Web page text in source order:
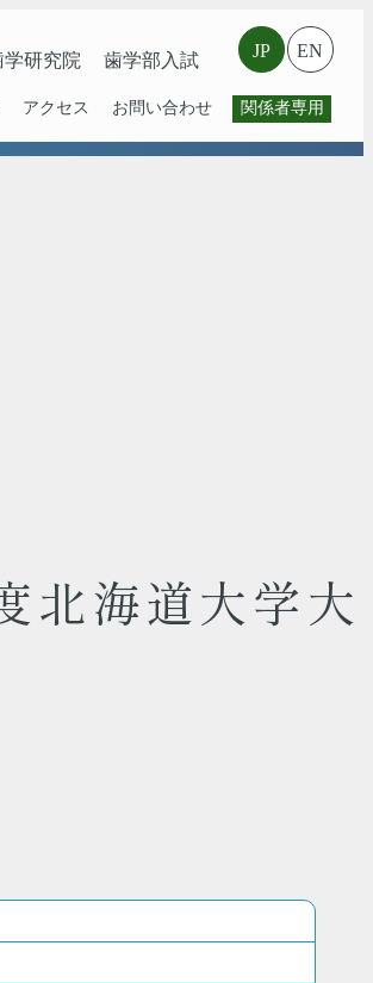
JP EN
研究院 歯学部入試
アクセス お問い合わせ 関係者専用
北海道大学大